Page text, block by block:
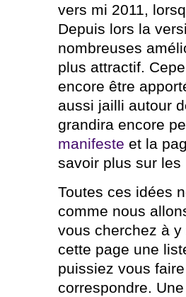
vers mi 2011,
Depuis lors la
nombreuses
plus attractif.
encore être
aussi jailli autour
grandira encore
manifeste et la
savoir plus sur
Toutes ces idées
comme nous
vous cherchez à
cette page une
puissiez vous
correspondre.